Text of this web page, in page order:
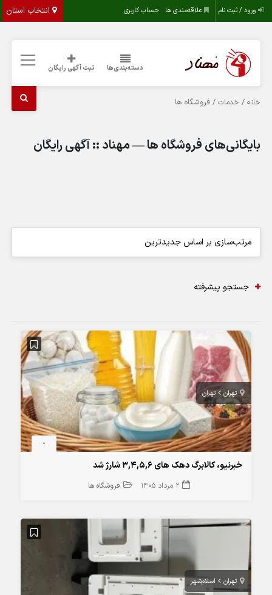
انتخاب استان ورود / ثبت نام علاقه‌مندی ها حساب کاربری
دسته‌بندی‌ها ثبت آگهی رایگان
خانه / خدمات / فروشگاه ها
بایگانی‌های فروشگاه ها — مهناد :: آگهی رایگان
جستجو پیشرفته
تهران تهران
-
خبرنیو، کالابرگ دهک های 3,4,5,6 شارژ شد
2 مرداد 1405 فروشگاه ها
تهران اسلام‌شهر